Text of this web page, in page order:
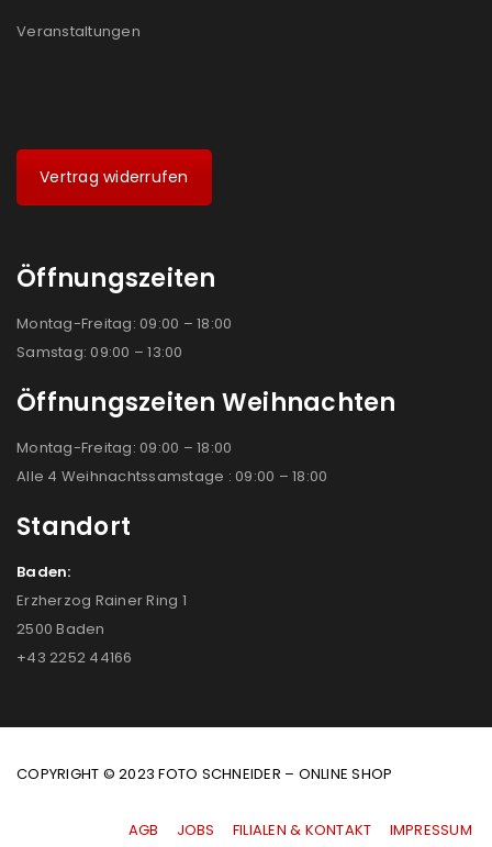
Veranstaltungen
Vertrag widerrufen
Öffnungszeiten
Montag-Freitag: 09:00 – 18:00
Samstag: 09:00 – 13:00
Öffnungszeiten Weihnachten
Montag-Freitag: 09:00 – 18:00
Alle 4 Weihnachtssamstage : 09:00 – 18:00
Standort
Baden:
Erzherzog Rainer Ring 1
2500 Baden
+43 2252 44166
COPYRIGHT © 2023 FOTO SCHNEIDER – ONLINE SHOP
AGB JOBS FILIALEN & KONTAKT IMPRESSUM